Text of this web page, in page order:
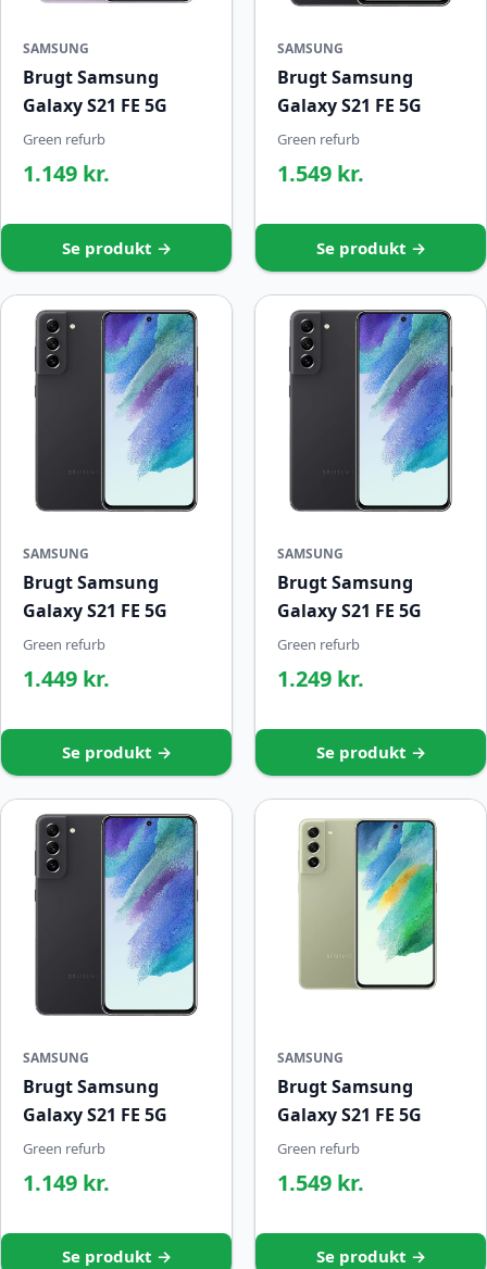
SAMSUNG
Brugt Samsung
Galaxy S21 FE 5G
Green refurb
1.149 kr.
Se produkt →
SAMSUNG
Brugt Samsung
Galaxy S21 FE 5G
Green refurb
1.549 kr.
Se produkt →
SAMSUNG
Brugt Samsung
Galaxy S21 FE 5G
Green refurb
1.449 kr.
Se produkt →
SAMSUNG
Brugt Samsung
Galaxy S21 FE 5G
Green refurb
1.249 kr.
Se produkt →
SAMSUNG
Brugt Samsung
Galaxy S21 FE 5G
Green refurb
1.149 kr.
Se produkt →
SAMSUNG
Brugt Samsung
Galaxy S21 FE 5G
Green refurb
1.549 kr.
Se produkt →